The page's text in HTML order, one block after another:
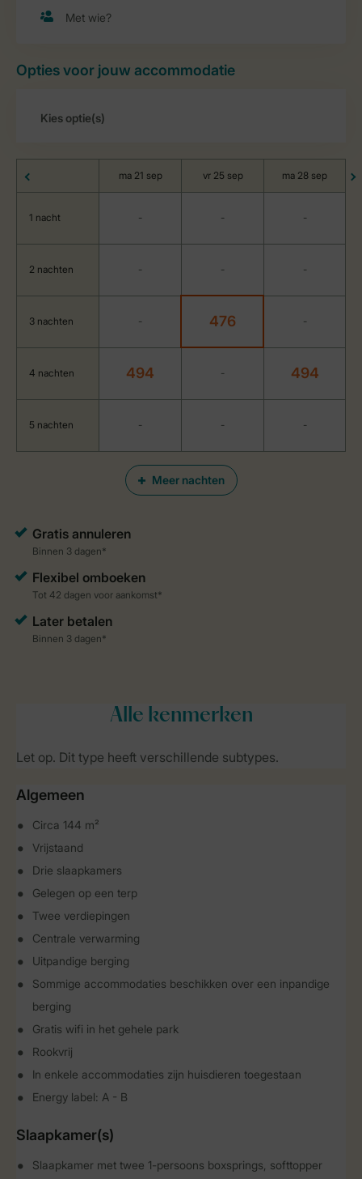
Opties voor jouw accommodatie
Meer nachten
ma 21 sep vr 25 sep ma 28 sep
1 nacht - - -
2 nachten - - -
3 nachten - 476 -
4 nachten 494 - 494
5 nachten - - -
Alle kenmerken
Let op. Dit type heeft verschillende subtypes.
Algemeen
Circa 144 m²
Vrijstaand
Drie slaapkamers
Gelegen op een terp
Twee verdiepingen
Centrale verwarming
Uitpandige berging
Sommige accommodaties beschikken over een inpandige
berging
Gratis wifi in het gehele park
Rookvrij
In enkele accommodaties zijn huisdieren toegestaan
Energy label: A - B
Slaapkamer(s)
Slaapkamer met twee 1-persoons boxsprings, softtopper